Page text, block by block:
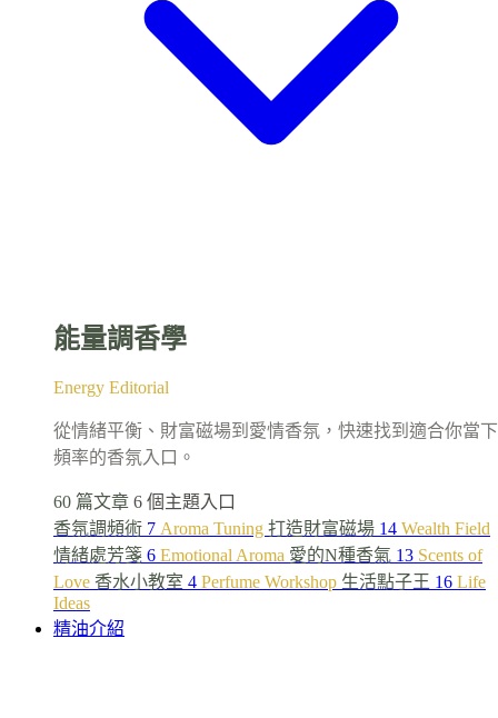
能量調香學
Energy Editorial
從情緒平衡、財富磁場到愛情香氛，快速找到適合你當下
頻率的香氛入口。
60 篇文章 6 個主題入口
香氛調頻術 7 Aroma Tuning 打造財富磁場 14 Wealth Field
情緒處芳箋 6 Emotional Aroma 愛的N種香氣 13 Scents of
Love 香水小教室 4 Perfume Workshop 生活點子王 16 Life
Ideas
精油介紹